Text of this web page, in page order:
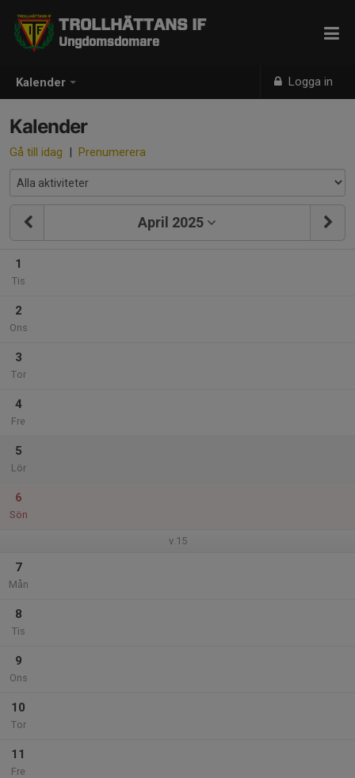
Kalender Logga in
TROLLHÄTTANS IF
Ungdomsdomare
Kalender
Gå till idag | Prenumerera
April 2025
1
Tis
2
Ons
3
Tor
4
Fre
5
Lör
6
Sön
v.15
7
Mån
8
Tis
9
Ons
10
Tor
11
Fre